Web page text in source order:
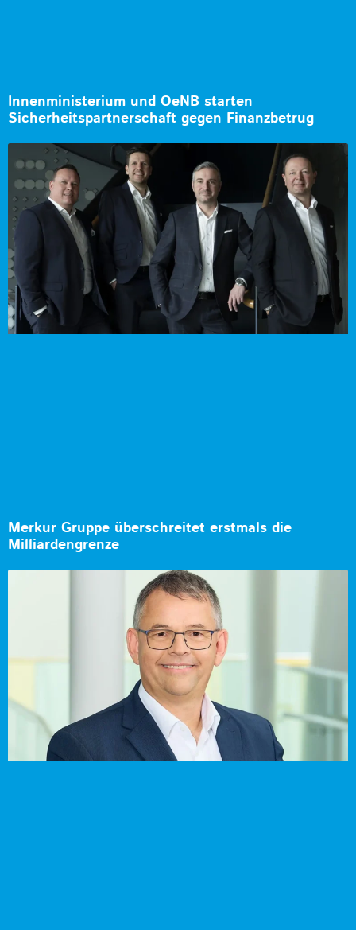
Innenministerium und OeNB starten
Sicherheitspartnerschaft gegen Finanzbetrug
Merkur Gruppe überschreitet erstmals die
Milliardengrenze